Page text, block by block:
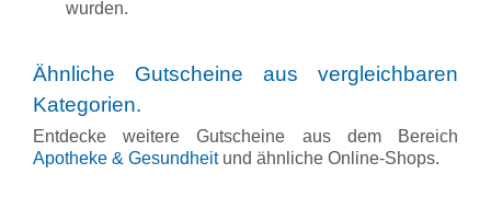
wurden.
Ähnliche Gutscheine aus vergleichbaren
Kategorien.
Entdecke weitere Gutscheine aus dem Bereich
Apotheke & Gesundheitund ähnliche Online-Shops.